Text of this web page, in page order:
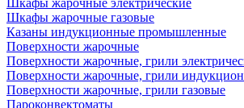
Шкафы жарочные электрические
Шкафы жарочные газовые
Казаны индукционные промышленные
Поверхности жарочные
Поверхности жарочные, грили
Поверхности жарочные, грили
Поверхности жарочные, грили газовые
Пароконвектоматы